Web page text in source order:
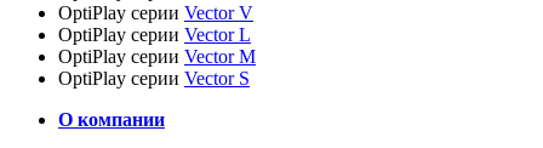
OptiPlay серии Vector V
OptiPlay серии Vector L
OptiPlay серии Vector M
OptiPlay серии Vector S
О компании